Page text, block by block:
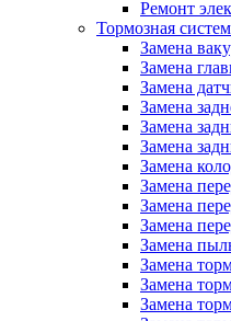
Ремонт
Тормозная
Замена
Замена
Замена
Замена
Замена
Замена
Замена
Замена
Замена
Замена
Замена
Замена
Замена
Замена